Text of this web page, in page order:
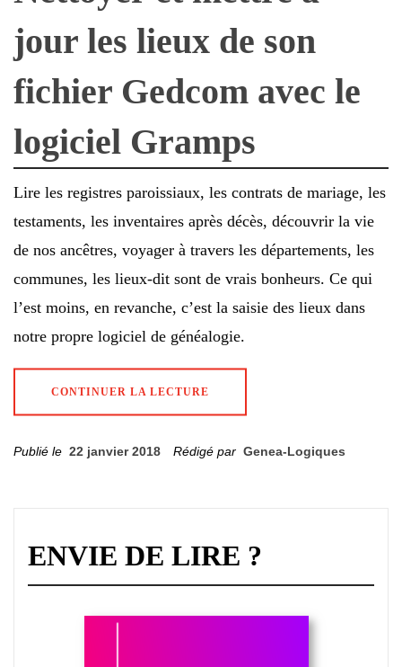
jour les lieux de son
fichier Gedcom avec le
logiciel Gramps
Lire les registres paroissiaux, les contrats de mariage, les
testaments, les inventaires après décès, découvrir la vie
de nos ancêtres, voyager à travers les départements, les
communes, les lieux-dit sont de vrais bonheurs. Ce qui
l’est moins, en revanche, c’est la saisie des lieux dans
notre propre logiciel de généalogie.
CONTINUER LA LECTURE
Publié le 22 janvier 2018 Rédigé par Genea-Logiques
ENVIE DE LIRE ?